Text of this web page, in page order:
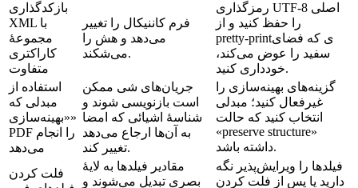
بازکدگذاری
XML با
مجموعهٔ
کاراکتری
متفاوت
فرم کاننیکال را تغییر
می‌دهد و هش را
می‌شکند.
رمزگذاری UTF‑8 اصلی
را حفظ کنید و از
pretty‑printی که فضای
سفید را عوض می‌کند،
خودداری کنید.
استفاده از
مبدلی که
«بهینه‌سازی»
PDF را انجام
می‌دهد
جریان‌های شی ممکن
است بازنویسی شوند و
شناسهٔ اشیائی که امضا
به آن‌ها ارجاع می‌دهد
تغییر کند.
گزینه‌های بهینه‌سازی را
غیرفعال کنید؛ مبدلی
انتخاب کنید که حالت
«preserve structure»
داشته باشد.
فلت کردن
مقادیر فیلدها به لایهٔ
بصری تبدیل می‌شوند و
فیلدها را ویرایش‌پذیر نگه
دارید یا پس از فلت کردن